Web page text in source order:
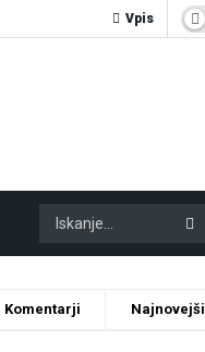
Vpis
Komentarji Najnovejši